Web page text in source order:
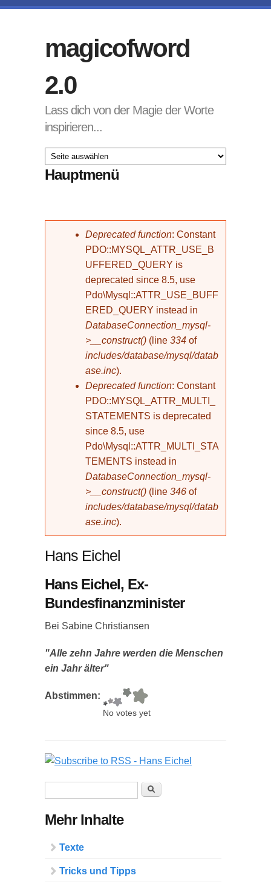
magicofword
2.0
Lass dich von der Magie der Worte
inspirieren...
Hauptmenü
Fehlermeldung
Deprecated function: Constant
PDO::MYSQL_ATTR_USE_B
UFFERED_QUERY is
deprecated since 8.5, use
Pdo\Mysql::ATTR_USE_BUFF
ERED_QUERY instead in
DatabaseConnection_mysql-
>__construct() (line 334 of
includes/database/mysql/datab
ase.inc).
Deprecated function: Constant
PDO::MYSQL_ATTR_MULTI_
STATEMENTS is deprecated
since 8.5, use
Pdo\Mysql::ATTR_MULTI_STA
TEMENTS instead in
DatabaseConnection_mysql-
>__construct() (line 346 of
includes/database/mysql/datab
ase.inc).
Hans Eichel
Hans Eichel, Ex-
Bundesfinanzminister
Bei Sabine Christiansen
"Alle zehn Jahre werden die Menschen
ein Jahr älter"
Abstimmen:
No votes yet
Suche
Mehr Inhalte
Texte
Tricks und Tipps